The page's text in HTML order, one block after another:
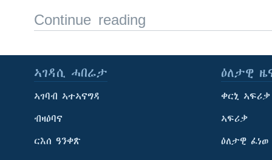
Continue reading
ኣገዳሲ ሓበሬታ
ኣገባብ ኣተኣናግዳ
ብዛዕባና
ርእሰ ዓንቀጽ
ዕለታዊ
ቀርኒ ኣፍሪቃ
ኣፍሪቃ
ዕለታዊ ፈነወ